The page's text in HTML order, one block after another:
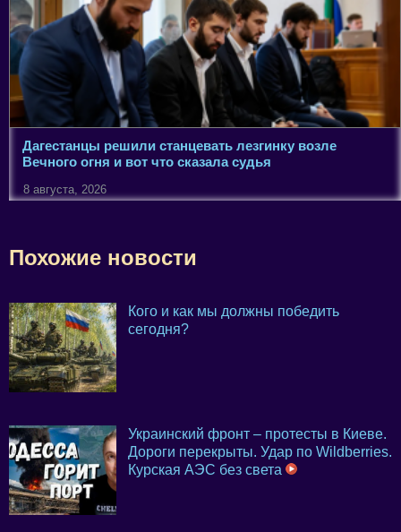
Дагестанцы решили станцевать лезгинку возле
Вечного огня и вот что сказала судья
8 августа, 2026
Похожие новости
Кого и как мы должны победить
сегодня?
Украинский фронт – протесты в Киеве.
Дороги перекрыты. Удар по Wildberries.
Курская АЭС без света